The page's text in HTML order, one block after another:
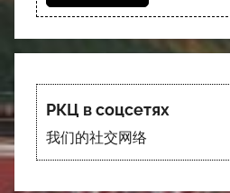
РКЦ в соцсетях
我们的社交网络